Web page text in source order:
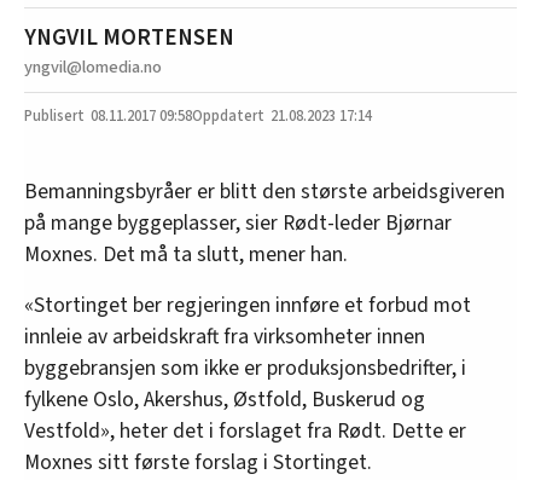
YNGVIL MORTENSEN
yngvil@lomedia.no
08.11.201709:58 21.08.2023 17:14
Bemanningsbyråer er blitt den største arbeidsgiveren
på mange byggeplasser, sier Rødt-leder Bjørnar
Moxnes. Det må ta slutt, mener han.
«Stortinget ber regjeringen innføre et forbud mot
innleie av arbeidskraft fra virksomheter innen
byggebransjen som ikke er produksjonsbedrifter, i
fylkene Oslo, Akershus, Østfold, Buskerud og
Vestfold», heter det i forslaget fra Rødt. Dette er
Moxnes sitt første forslag i Stortinget.